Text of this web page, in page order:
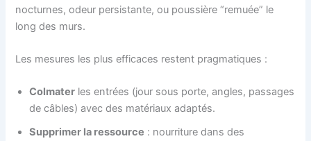
nocturnes, odeur persistante, ou poussière “remuée” le
long des murs.
Les mesures les plus efficaces restent pragmatiques :
Colmater les entrées (jour sous porte, angles, passages
de câbles) avec des matériaux adaptés.
Supprimer la ressource : nourriture dans des